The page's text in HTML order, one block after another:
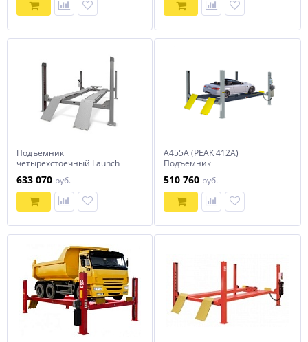
Подъемник
четырехстоечный Launch
Серый
633 070 руб.
A455A (PEAK 412A)
Подъемник
3D сход-развал для
длиннобазных автомобилей
(Серый)
510 760 руб.